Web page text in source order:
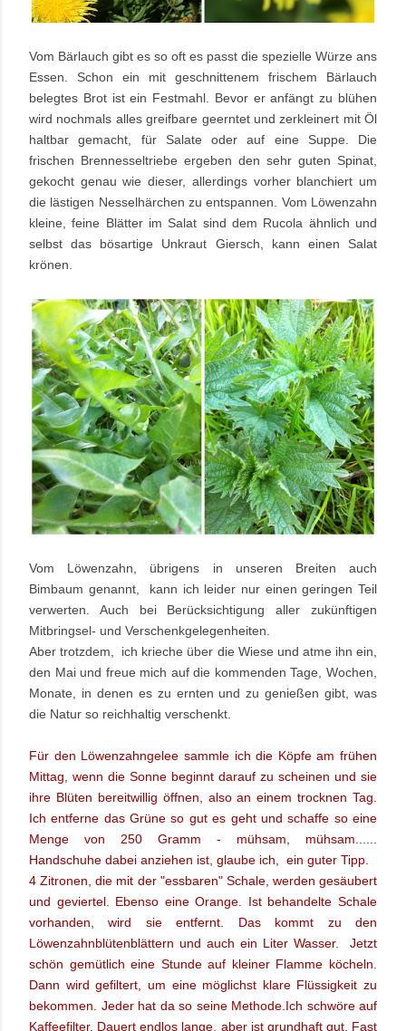
Vom Bärlauch gibt es so oft es passt die spezielle Würze ans
Essen. Schon ein mit geschnittenem frischem Bärlauch
belegtes Brot ist ein Festmahl. Bevor er anfängt zu blühen
wird nochmals alles greifbare geerntet und zerkleinert mit Öl
haltbar gemacht, für Salate oder auf eine Suppe. Die
frischen Brennesseltriebe ergeben den sehr guten Spinat,
gekocht genau wie dieser, allerdings vorher blanchiert um
die lästigen Nesselhärchen zu entspannen. Vom Löwenzahn
kleine, feine Blätter im Salat sind dem Rucola ähnlich und
selbst das bösartige Unkraut Giersch, kann einen Salat
krönen.
Vom Löwenzahn, übrigens in unseren Breiten auch
Bimbaum genannt, kann ich leider nur einen geringen Teil
verwerten. Auch bei Berücksichtigung aller zukünftigen
Mitbringsel- und Verschenkgelegenheiten.
Aber trotzdem, ich krieche über die Wiese und atme ihn ein,
den Mai und freue mich auf die kommenden Tage, Wochen,
Monate, in denen es zu ernten und zu genießen gibt, was
die Natur so reichhaltig verschenkt.
Für den Löwenzahngelee sammle ich die Köpfe am frühen
Mittag, wenn die Sonne beginnt darauf zu scheinen und sie
ihre Blüten bereitwillig öffnen, also an einem trocknen Tag.
Ich entferne das Grüne so gut es geht und schaffe so eine
Menge von 250 Gramm - mühsam, mühsam......
Handschuhe dabei anziehen ist, glaube ich, ein guter Tipp.
4 Zitronen, die mit der "essbaren" Schale, werden gesäubert
und geviertel. Ebenso eine Orange. Ist behandelte Schale
vorhanden, wird sie entfernt. Das kommt zu den
Löwenzahnblütenblättern und auch ein Liter Wasser. Jetzt
schön gemütlich eine Stunde auf kleiner Flamme köcheln.
Dann wird gefiltert, um eine möglichst klare Flüssigkeit zu
bekommen. Jeder hat da so seine Methode. Ich schwöre auf
Kaffeefilter. Dauert endlos lange, aber ist grundhaft gut. Fast